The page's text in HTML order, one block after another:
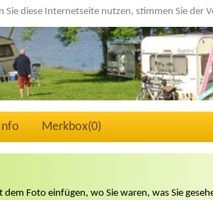
Sie diese Internetseite nutzen, stimmen Sie der
Merkbox(0)
Foto einfügen, wo Sie waren, was Sie